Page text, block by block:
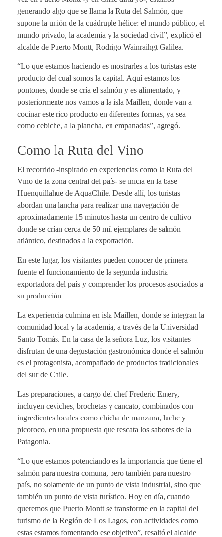
generando algo que se llama la Ruta del Salmón, que
supone la unión de la cuádruple hélice: el mundo público, el
mundo privado, la academia y la sociedad civil”, explicó el
alcalde de Puerto Montt, Rodrigo Wainraihgt Galilea.
“Lo que estamos haciendo es mostrarles a los turistas este
producto del cual somos la capital. Aquí estamos los
pontones, donde se cría el salmón y es alimentado, y
posteriormente nos vamos a la isla Maillen, donde van a
cocinar este rico producto en diferentes formas, ya sea
como cebiche, a la plancha, en empanadas”, agregó.
Como la Ruta del Vino
El recorrido -inspirado en experiencias como la Ruta del
Vino de la zona central del país- se inicia en la base
Huenquillahue de AquaChile. Desde allí, los turistas
abordan una lancha para realizar una navegación de
aproximadamente 15 minutos hasta un centro de cultivo
donde se crían cerca de 50 mil ejemplares de salmón
atlántico, destinados a la exportación.
En este lugar, los visitantes pueden conocer de primera
fuente el funcionamiento de la segunda industria
exportadora del país y comprender los procesos asociados a
su producción.
La experiencia culmina en isla Maillen, donde se integran la
comunidad local y la academia, a través de la Universidad
Santo Tomás. En la casa de la señora Luz, los visitantes
disfrutan de una degustación gastronómica donde el salmón
es el protagonista, acompañado de productos tradicionales
del sur de Chile.
Las preparaciones, a cargo del chef Frederic Emery,
incluyen ceviches, brochetas y cancato, combinados con
ingredientes locales como chicha de manzana, luche y
picoroco, en una propuesta que rescata los sabores de la
Patagonia.
“Lo que estamos potenciando es la importancia que tiene el
salmón para nuestra comuna, pero también para nuestro
país, no solamente de un punto de vista industrial, sino que
también un punto de vista turístico. Hoy en día, cuando
queremos que Puerto Montt se transforme en la capital del
turismo de la Región de Los Lagos, con actividades como
estas estamos fomentando ese objetivo”, resaltó el alcalde